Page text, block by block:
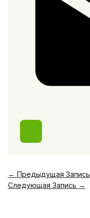
← Предыдущая Запись
Следующая Запись →